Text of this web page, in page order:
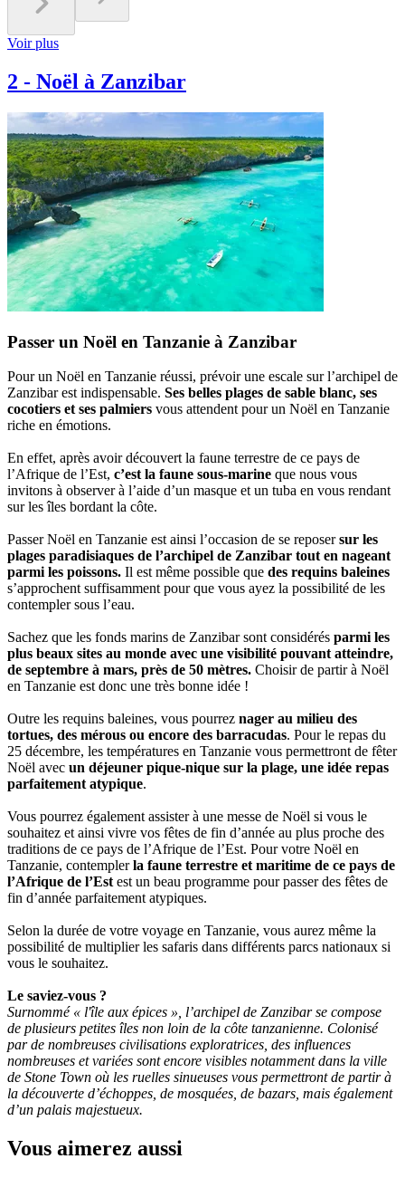
Voir plus
2 - Noël à Zanzibar
Passer un Noël en Tanzanie à Zanzibar
Pour un Noël en Tanzanie réussi, prévoir une escale sur l’archipel de
Zanzibar est indispensable. Ses belles plages de sable blanc, ses
cocotiers et ses palmiers vous attendent pour un Noël en Tanzanie
riche en émotions.
En effet, après avoir découvert la faune terrestre de ce pays de
l’Afrique de l’Est, c’est la faune sous-marine que nous vous
invitons à observer à l’aide d’un masque et un tuba en vous rendant
sur les îles bordant la côte.
Passer Noël en Tanzanie est ainsi l’occasion de se reposersur les
plages paradisiaques de l’archipel de Zanzibar tout en nageant
parmi les poissons. Il est même possible que des requins baleines
s’approchent suffisamment pour que vous ayez la possibilité de les
contempler sous l’eau.
Sachez que les fonds marins de Zanzibar sont considérés parmi les
plus beaux sites au monde avec une visibilité pouvant atteindre,
de septembre à mars, près de 50 mètres. Choisir de partir à Noël
en Tanzanie est donc une très bonne idée !
Outre les requins baleines, vous pourrez nager au milieu des
tortues, des mérous ou encore des barracudas. Pour le repas du
25 décembre, les températures en Tanzanie vous permettront de fêter
Noël avec un déjeuner pique-nique sur la plage, une idée repas
parfaitement atypique.
Vous pourrez également assister à une messe de Noël si vous le
souhaitez et ainsi vivre vos fêtes de fin d’année au plus proche des
traditions de ce pays de l’Afrique de l’Est. Pour votre Noël en
Tanzanie, contemplerla faune terrestre et maritime de ce pays de
l’Afrique de l’Est est un beau programme pour passer des fêtes de
fin d’année parfaitement atypiques.
Selon la durée de votre voyage en Tanzanie, vous aurez même la
possibilité de multiplier les safaris dans différents parcs nationaux si
vous le souhaitez.
Le saviez-vous ?
Surnommé « l'île aux épices », l’archipel de Zanzibar se compose
de plusieurs petites îles non loin de la côte tanzanienne. Colonisé
par de nombreuses civilisations exploratrices, des influences
nombreuses et variées sont encore visibles notamment dans la ville
de Stone Town où les ruelles sinueuses vous permettront de partir à
la découverte d’échoppes, de mosquées, de bazars, mais également
d’un palais majestueux.
Vous aimerez aussi